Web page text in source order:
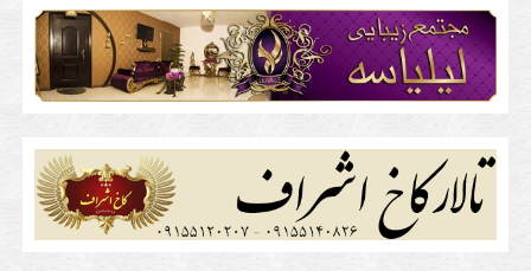
aroosi
va
list
bartarin
teme
aroosi